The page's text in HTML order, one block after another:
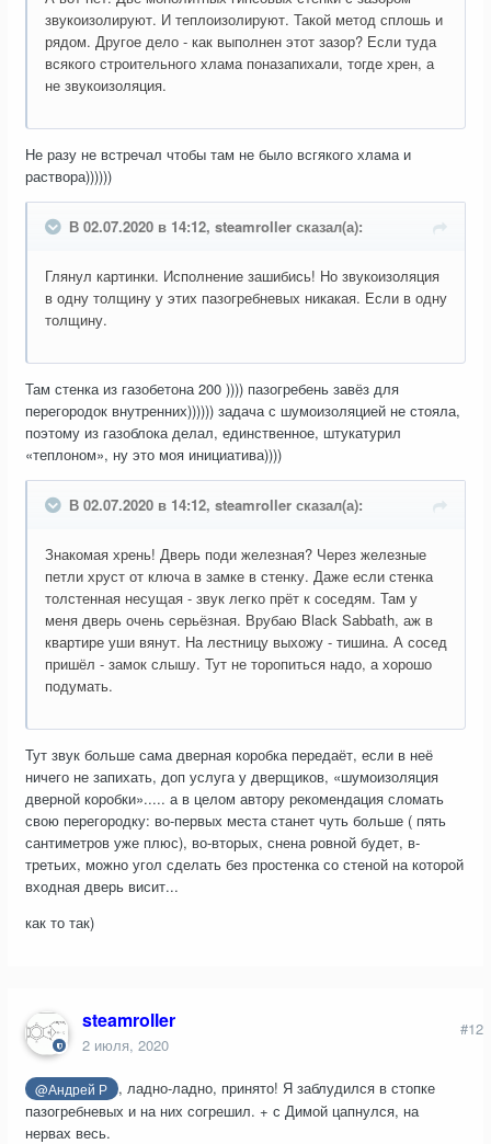
звукоизолируют. И теплоизолируют. Такой метод сплошь и
рядом. Другое дело - как выполнен этот зазор? Если туда
всякого строительного хлама поназапихали, тогде хрен, а
не звукоизоляция.
Не разу не встречал чтобы там не было всгякого хлама и
раствора))))))
В 02.07.2020 в 14:12, steamroller сказал(а):
Глянул картинки. Исполнение зашибись! Но звукоизоляция
в одну толщину у этих пазогребневых никакая. Если в одну
толщину.
Там стенка из газобетона 200 )))) пазогребень завёз для
перегородок внутренних)))))) задача с шумоизоляцией не стояла,
поэтому из газоблока делал, единственное, штукатурил
«теплоном», ну это моя инициатива))))
В 02.07.2020 в 14:12, steamroller сказал(а):
Знакомая хрень! Дверь поди железная? Через железные
петли хруст от ключа в замке в стенку. Даже если стенка
толстенная несущая - звук легко прёт к соседям. Там у
меня дверь очень серьёзная. Врубаю Black Sabbath, аж в
квартире уши вянут. На лестницу выхожу - тишина. А сосед
пришёл - замок слышу. Тут не торопиться надо, а хорошо
подумать.
Тут звук больше сама дверная коробка передаёт, если в неё
ничего не запихать, доп услуга у дверщиков, «шумоизоляция
дверной коробки»..... а в целом автору рекомендация сломать
свою перегородку: во-первых места станет чуть больше ( пять
сантиметров уже плюс), во-вторых, снена ровной будет, в-
третьих, можно угол сделать без простенка со стеной на которой
входная дверь висит...
как то так)
steamroller
2 июля, 2020
#12
@Андрей Р
, ладно-ладно, принято! Я заблудился в стопке
пазогребневых и на них согрешил. + с Димой цапнулся, на
нервах весь.